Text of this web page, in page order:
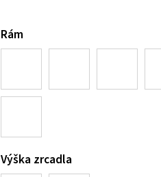
Rám
Výška zrcadla